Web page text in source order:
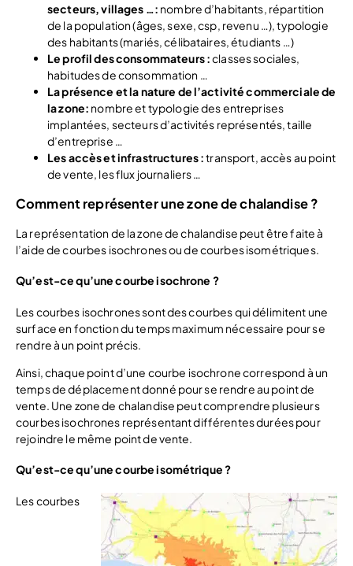
secteurs, villages …: nombre d’habitants, répartition
de la population (âges, sexe, csp, revenu …), typologie
des habitants (mariés, célibataires, étudiants …)
Le profil des consommateurs :classes sociales,
habitudes de consommation …
La présence et la nature de l’activité commerciale de
la zone: nombre et typologie des entreprises
implantées, secteurs d’activités représentés, taille
d’entreprise …
Les accès et infrastructures :transport, accès au point
de vente, les flux journaliers …
Comment représenter une zone de chalandise ?
La représentation de la zone de chalandise peut être faite à
l’aide de courbes isochrones ou de courbes isométriques.
Qu’est-ce qu’une courbe isochrone ?
Les courbes isochrones sont des courbes qui délimitent une
surface en fonction du temps maximum nécessaire pour se
rendre à un point précis.
Ainsi, chaque point d’une courbe isochrone correspond à un
temps de déplacement donné pour se rendre au point de
vente. Une zone de chalandise peut comprendre plusieurs
courbes isochrones représentant différentes durées pour
rejoindre le même point de vente.
Qu’est-ce qu’une courbe isométrique ?
Les courbes